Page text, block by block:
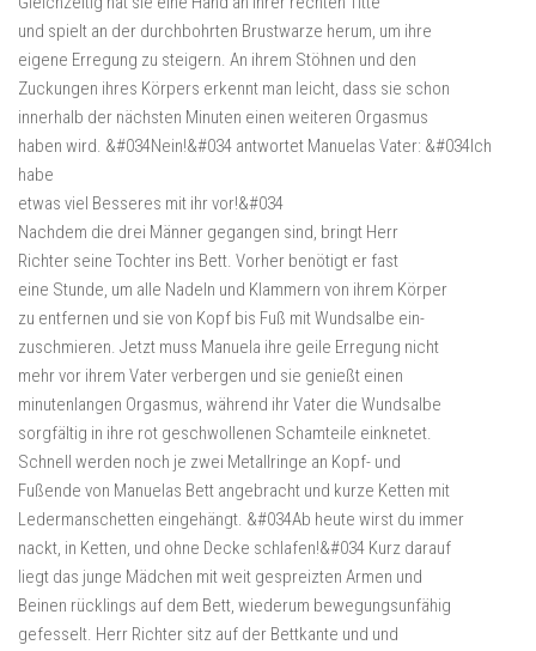
und spielt an der durchbohrten Brustwarze herum, um ihre
eigene Erregung zu steigern. An ihrem Stöhnen und den
Zuckungen ihres Körpers erkennt man leicht, dass sie schon
innerhalb der nächsten Minuten einen weiteren Orgasmus
haben wird. &#034Nein!&#034 antwortet Manuelas Vater: &#034Ich
habe
etwas viel Besseres mit ihr vor!&#034
Nachdem die drei Männer gegangen sind, bringt Herr
Richter seine Tochter ins Bett. Vorher benötigt er fast
eine Stunde, um alle Nadeln und Klammern von ihrem Körper
zu entfernen und sie von Kopf bis Fuß mit Wundsalbe ein-
zuschmieren. Jetzt muss Manuela ihre geile Erregung nicht
mehr vor ihrem Vater verbergen und sie genießt einen
minutenlangen Orgasmus, während ihr Vater die Wundsalbe
sorgfältig in ihre rot geschwollenen Schamteile einknetet.
Schnell werden noch je zwei Metallringe an Kopf- und
Fußende von Manuelas Bett angebracht und kurze Ketten mit
Ledermanschetten eingehängt. &#034Ab heute wirst du immer
nackt, in Ketten, und ohne Decke schlafen!&#034 Kurz darauf
liegt das junge Mädchen mit weit gespreizten Armen und
Beinen rücklings auf dem Bett, wiederum bewegungsunfähig
gefesselt. Herr Richter sitz auf der Bettkante und und